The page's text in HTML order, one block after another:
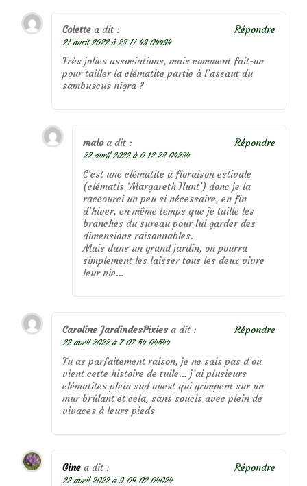
Colette a dit :
21 avril 2022 à 23 11 43 04434
Très jolies associations, mais comment fait-on
pour tailler la clématite partie à l’assaut du
sambuscus nigra ?
Répondre
malo a dit :
22 avril 2022 à 0 12 28 04284
C’est une clématite à floraison estivale
(clématis ‘Margareth Hunt’) donc je la
raccourci un peu si nécessaire, en fin
d’hiver, en même temps que je taille les
branches du sureau pour lui garder des
dimensions raisonnables.
Mais dans un grand jardin, on pourra
simplement les laisser tous les deux vivre
leur vie…
Répondre
Caroline JardindesPixies a dit :
22 avril 2022 à 7 07 54 04544
Tu as parfaitement raison, je ne sais pas d’où
vient cette histoire de tuile… j’ai plusieurs
clématites plein sud ouest qui grimpent sur un
mur brûlant et cela, sans soucis avec plein de
vivaces à leurs pieds
Répondre
Gine a dit :
22 avril 2022 à 9 09 02 04024
Répondre